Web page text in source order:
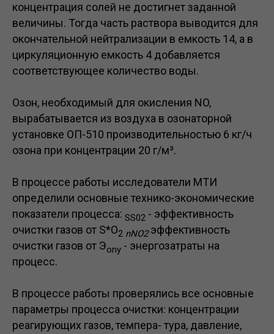
концентрация солей не достигнет заданной
величины. Тогда часть раствора выводится для
окончательной нейтрализации в емкость 14, а в
циркуляционную емкость 4 добавляется
соответствующее количество воды.
Озон, необходимый для окисления NO,
вырабатывается из воздуха в озонаторной
установке ОП-510 производительностью 6 кг/ч
озона при концентрации 20 г/м³.
В процессе работы исследователи МТИ
определили основные технико-экономические
показатели процесса: SS02 - эффективность
очистки газов от S*O2 nΝΟ2эффективность
очистки газов от Эony - энергозатраты на
процесс.
В процессе работы проверялись все основные
параметры процесса очистки: концентрации
реагирующих газов, темпера- тура, давление,